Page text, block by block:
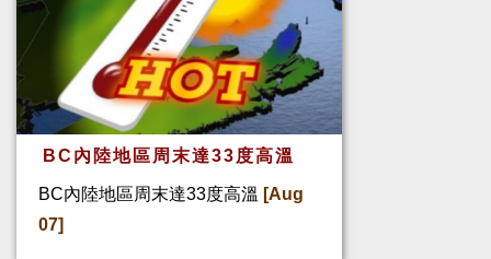
BC內陸地區周末達33度高溫
BC內陸地區周末達33度高溫 [Aug
07]